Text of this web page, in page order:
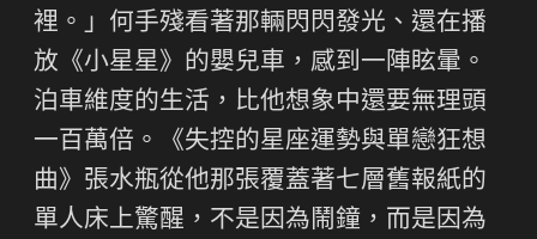
裡。」何手殘看著那輛閃閃發光、還在播
放《小星星》的嬰兒車，感到一陣眩暈。
泊車維度的生活，比他想象中還要無理頭
一百萬倍。《失控的星座運勢與單戀狂想
曲》張水瓶從他那張覆蓋著七層舊報紙的
單人床上驚醒，不是因為鬧鐘，而是因為